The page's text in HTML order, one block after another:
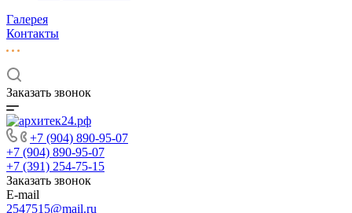
Галерея
Контакты
Заказать звонок
+7 (904) 890-95-07
+7 (904) 890-95-07
+7 (391) 254-75-15
Заказать звонок
E-mail
2547515@mail.ru